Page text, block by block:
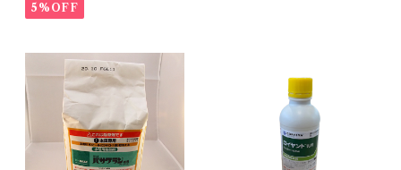
5%OFF